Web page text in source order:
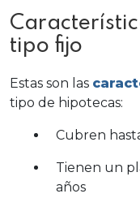
tipo fijo
Estas son las
tipo de hipotecas:
Cubren
Tienen un
años